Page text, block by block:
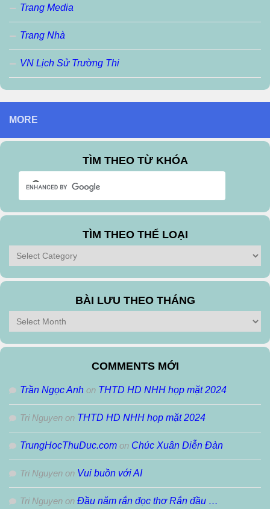
Trang Media
Trang Nhà
VN Lịch Sử Trường Thi
MORE
TÌM THEO TỪ KHÓA
TÌM THEO THỂ LOẠI
Tìm
theo
Thể
BÀI LƯU THEO THÁNG
Bài
Lưu
Theo
COMMENTS MỚI
Trần Ngọc Anh on THTD HD NHH họp mặt 2024
Tri Nguyen on THTD HD NHH họp mặt 2024
TrungHocThuDuc.com on Chúc Xuân Diễn Đàn
Tri Nguyen on Vui buồn với AI
Tri Nguyen on Đầu năm rắn đọc thơ Rắn đầu …